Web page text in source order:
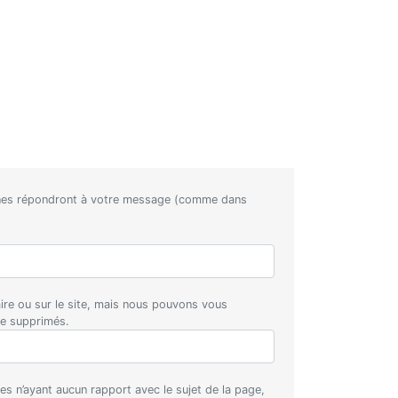
répondront à votre message (comme dans
ou sur le site, mais nous pouvons vous
supprimés.
n’ayant aucun rapport avec le sujet de la page,